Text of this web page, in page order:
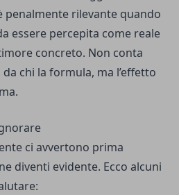
penalmente rilevante quando
essere percepita come reale
concreto. Non conta
chi la formula, ma l’effetto
ci avvertono prima
diventi evidente. Ecco alcuni